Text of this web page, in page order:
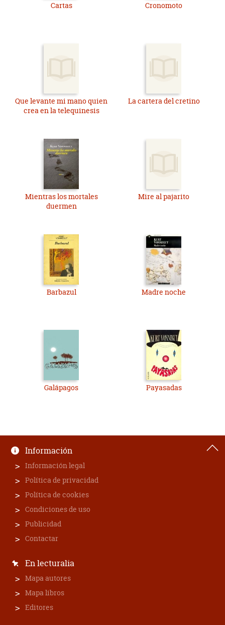
Cartas Cronomoto
Que levante mi mano quien
crea en la telequinesis
La cartera del cretino
Mientras los mortales
duermen
Mire al pajarito
Barbazul Madre noche
Galápagos Payasadas
Información
Información legal
Política de privacidad
Política de cookies
Condiciones de uso
Publicidad
Contactar
En lecturalia
Mapa autores
Mapa libros
Editores